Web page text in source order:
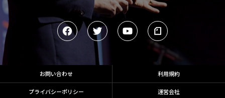
お問い合わせ 利用規約
プライバシーポリシー 運営会社